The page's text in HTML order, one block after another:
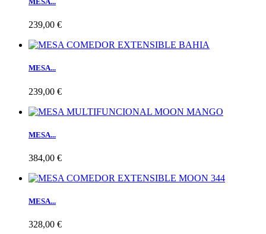
239,00 €
MESA...
239,00 €
MESA...
384,00 €
MESA...
328,00 €